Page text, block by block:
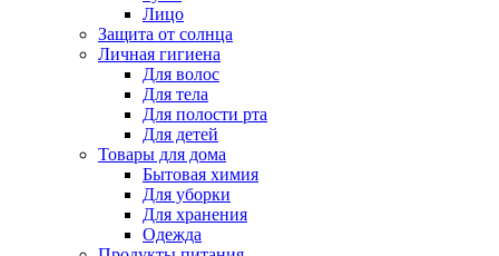
Лицо
Защита от солнца
Личная гигиена
Для волос
Для тела
Для полости рта
Для детей
Товары для дома
Бытовая химия
Для уборки
Для хранения
Одежда